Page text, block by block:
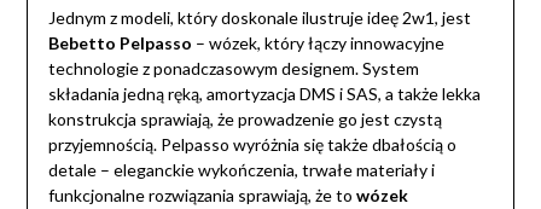
Jednym z modeli, który doskonale ilustruje ideę 2w1, jest
Bebetto Pelpasso – wózek, który łączy innowacyjne
technologie z ponadczasowym designem. System
składania jedną ręką, amortyzacja DMS i SAS, a także lekka
konstrukcja sprawiają, że prowadzenie go jest czystą
przyjemnością. Pelpasso wyróżnia się także dbałością o
detale – eleganckie wykończenia, trwałe materiały i
funkcjonalne rozwiązania sprawiają, że to wózek